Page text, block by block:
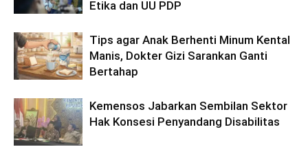
Etika dan UU PDP
Tips agar Anak Berhenti Minum Kental
Manis, Dokter Gizi Sarankan Ganti
Bertahap
Kemensos Jabarkan Sembilan Sektor
Hak Konsesi Penyandang Disabilitas